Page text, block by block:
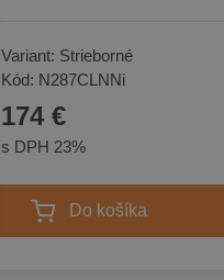
Variant: Strieborné
Kód: N287CLNNi
174 €
s DPH 23%
Do košíka